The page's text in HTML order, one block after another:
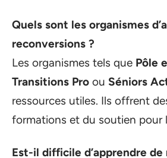
Quels sont les organismes
reconversions ?
Les organismes tels que Pôle
Transitions Pro ou Séniors
ressources utiles. Ils offrent
formations et du soutien pour
Est-il difficile d’apprendre